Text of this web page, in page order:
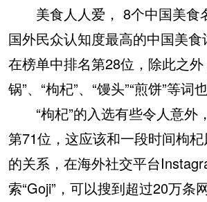
美食人人爱， 8个中国美食
国外民众认知度最高的中国美食
在榜单中排名第28位，除此之外
锅”、“枸杞”、“馒头”“煎饼”等词
“枸杞”的入选有些令人意外
第71位，这应该和一段时间枸
的关系，在海外社交平台
索“Goji”，可以搜到超过20万条